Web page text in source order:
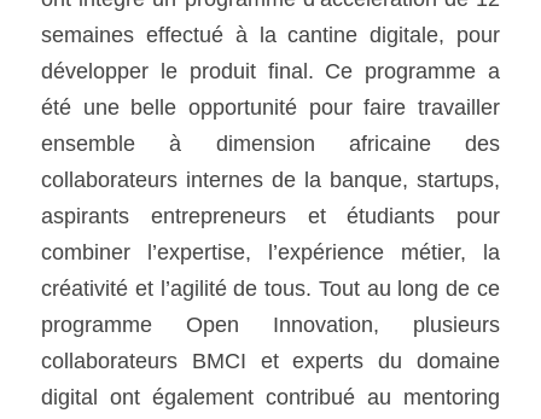
semaines effectué à la cantine digitale, pour
développer le produit final. Ce programme a
été une belle opportunité pour faire travailler
ensemble à dimension africaine des
collaborateurs internes de la banque, startups,
aspirants entrepreneurs et étudiants pour
combiner l’expertise, l’expérience métier, la
créativité et l’agilité de tous. Tout au long de ce
programme Open Innovation, plusieurs
collaborateurs BMCI et experts du domaine
digital ont également contribué au mentoring